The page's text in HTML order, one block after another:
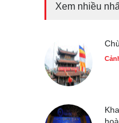
Xem nhiều